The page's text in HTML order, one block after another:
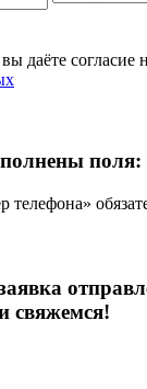
даёте согласие
поля:
свяжемся!